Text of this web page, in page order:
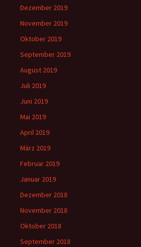
Dezember 2019
November 2019
Oktober 2019
September 2019
August 2019
Juli 2019
Juni 2019
Mai 2019
April 2019
März 2019
Februar 2019
Januar 2019
Dezember 2018
November 2018
Oktober 2018
September 2018